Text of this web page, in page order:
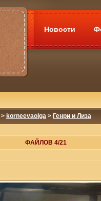
Новости
> korneevaolga > Генри и Лиза
ФАЙЛОВ 4/21